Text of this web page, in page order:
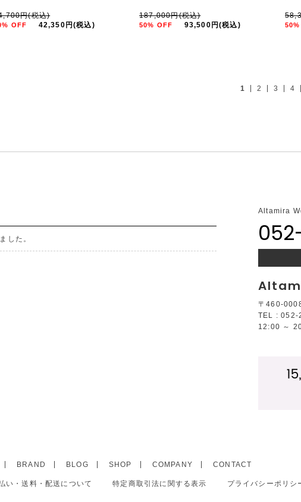
円(税込)
OFF 42,350円(税込)
187,000円(税込)
50% OFF 93,500円(税込)
1 2 3 4
した。
Altamira
〒460-
TEL : 052-
12:00 ～
BRAND BLOG SHOP COMPANY CONTACT
い・送料・配送について 特定商取引法に関する表示 プライバシーポリシ